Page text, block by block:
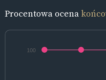
Procentowa ocena
100